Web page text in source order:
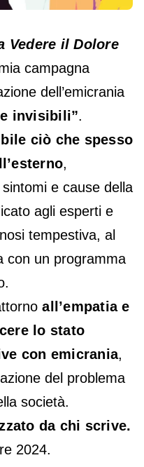
Vedere il Dolore
campagna
dell’emicrania
invisibili”.
ciò che spesso
,
e cause della
agli esperti e
tempestiva, al
con un programma
all’empatia e
lo stato
con emicrania,
del problema
società.
da chi scrive.
2024.